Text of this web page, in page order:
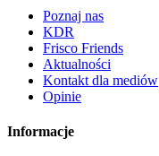
Poznaj nas
KDR
Frisco Friends
Aktualności
Kontakt dla mediów
Opinie
Informacje